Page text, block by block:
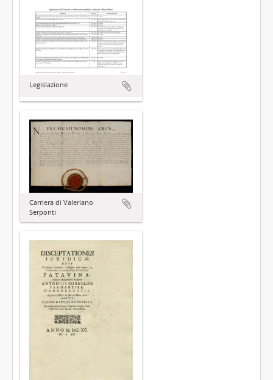
Legislazione
Carriera di Valeriano
Serponti